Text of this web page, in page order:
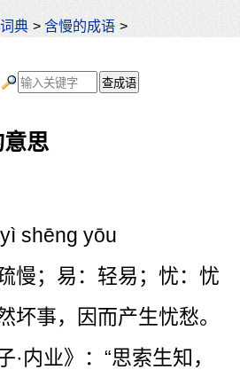
典 >含慢的成语 >
思
shēng yōu
慢；易：轻易；忧：忧
坏事，因而产生忧愁。
·内业》：“思索生知，